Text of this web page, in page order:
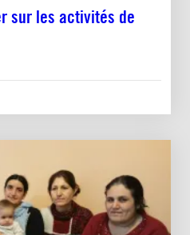
sur les activités de